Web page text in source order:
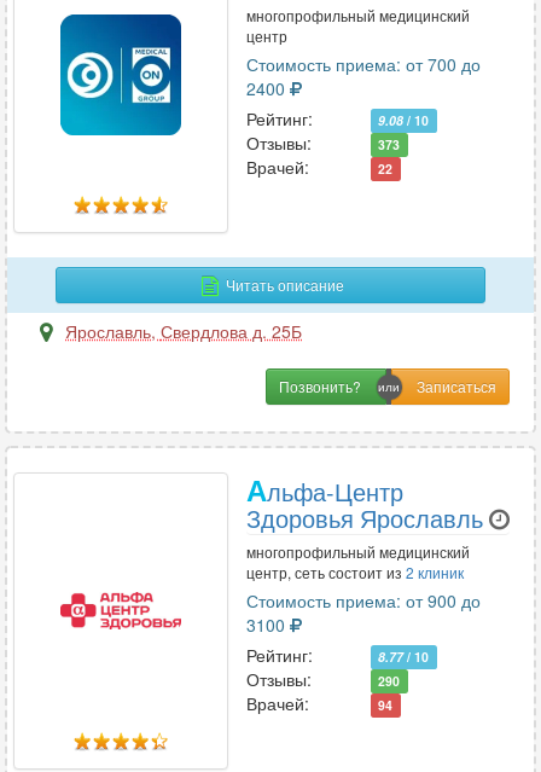
многопрофильный медицинский
центр
Стоимость приема: от 700 до
2400
Рейтинг:
9.08 / 10
Отзывы: 373
Врачей: 22
Читать описание
Ярославль, Свердлова д. 25Б
Позвонить?
Альфа-Центр
Здоровья Ярославль
многопрофильный медицинский
центр, сеть состоит из 2 клиник
Стоимость приема: от 900 до
3100
Рейтинг:
8.77/ 10
Отзывы: 290
Врачей: 94